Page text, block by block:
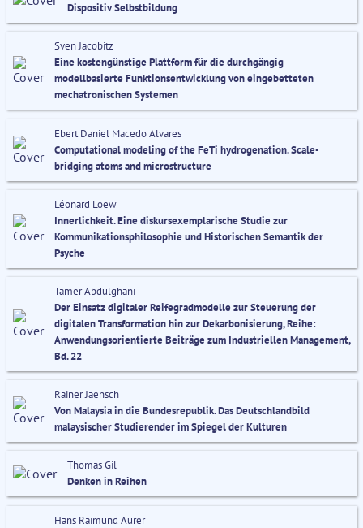
Dispositiv Selbstbildung
Sven Jacobitz
Eine kostengünstige Plattform für die durchgängig
modellbasierte Funktionsentwicklung von eingebetteten
mechatronischen Systemen
Ebert Daniel Macedo Alvares
Computational modeling of the FeTi hydrogenation. Scale-
bridging atoms and microstructure
Léonard Loew
Innerlichkeit. Eine diskursexemplarische Studie zur
Kommunikationsphilosophie und Historischen Semantik der
Psyche
Tamer Abdulghani
Der Einsatz digitaler Reifegradmodelle zur Steuerung der
digitalen Transformation hin zur Dekarbonisierung, Reihe:
Anwendungsorientierte Beiträge zum Industriellen Management,
Bd. 22
Rainer Jaensch
Von Malaysia in die Bundesrepublik. Das Deutschlandbild
malaysischer Studierender im Spiegel der Kulturen
Thomas Gil
Denken in Reihen
Hans Raimund Aurer